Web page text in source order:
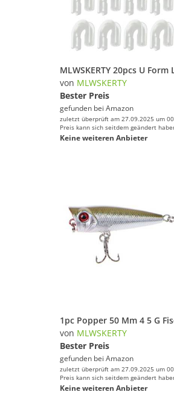
von MLWSKERTY
Bester Preis
gefunden bei Amazon
zuletzt überprüft am 27.09.2025 um
Preis kann sich seitdem geändert
Keine weiteren Anbieter
von MLWSKERTY
Bester Preis
gefunden bei Amazon
zuletzt überprüft am 27.09.2025 um
Preis kann sich seitdem geändert
Keine weiteren Anbieter